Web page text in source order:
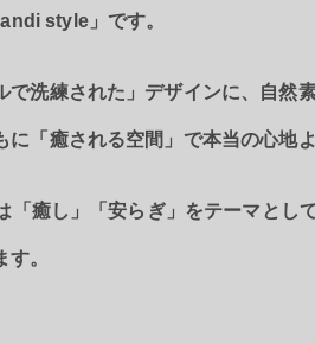
style」です。
で洗練された」デザインに、自然
に「癒される空間」で本当の心地
「癒し」「安らぎ」をテーマとし
。